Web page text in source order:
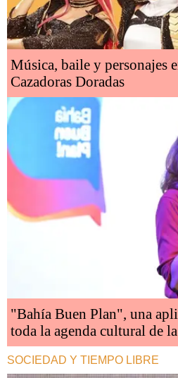
Música, baile y personajes
Cazadoras Doradas
"Bahía Buen Plan", una
toda la agenda cultural de
SOCIEDAD Y TIEMPO LIBRE